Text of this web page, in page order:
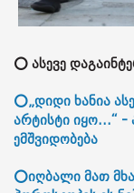
⭕ ასევე
⭕„დიდი ხანია
არტისტი იყო...“ -
ემშვიდობება
⭕იღბალი მათ